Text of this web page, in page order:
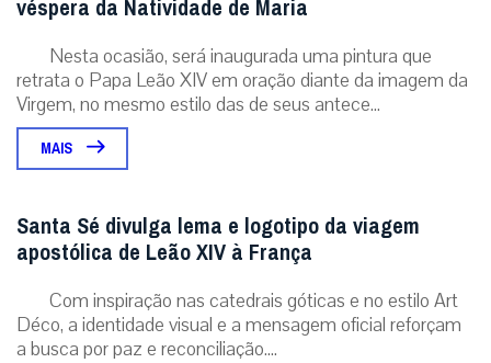
Nesta ocasião, será inaugurada uma pintura que
retrata o Papa Leão XIV em oração diante da imagem da
Virgem, no mesmo estilo das de seus antece...
MAIS
Santa Sé divulga lema e logotipo da viagem
apostólica de Leão XIV à França
Com inspiração nas catedrais góticas e no estilo Art
Déco, a identidade visual e a mensagem oficial reforçam
a busca por paz e reconciliação....